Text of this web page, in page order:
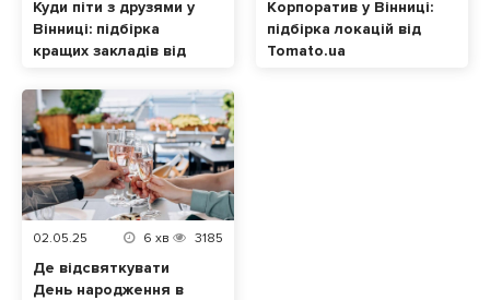
Куди піти з друзями у
Вінниці: підбірка
кращих закладів від
Корпоратив у Вінниці:
підбірка локацій від
Tomato.ua
02.05.25 6 хв 3185
Де відсвяткувати
День народження в